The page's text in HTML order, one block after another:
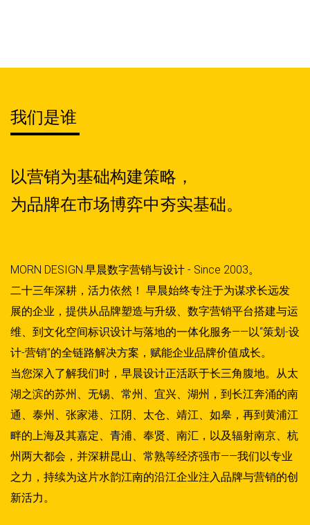
我们是谁
以营销为基础构建策略，
为品牌在市场博弈中夯实基础。
MORN DESIGN.早晨数字营销与设计 - Since 2003。
二十三年深耕，活力依然！ 早晨始终专注于为谋求长远发
展的企业，提供从品牌塑造与升级、数字营销平台搭建与运
维、到文化空间标识设计与落地的一体化服务——以“策划-设
计-营销”的全链路解决方案，赋能企业品牌价值成长。
当您深入了解我们时，早晨设计正活跃于长三角腹地。从太
湖之滨的苏州、无锡、常州、宜兴、湖州，到长江奔涌的南
通、泰州、张家港、江阴、太仓、靖江、如皋，再到黄浦江
畔的上海及其嘉定、青浦、奉贤、南汇，以及辐射南京、杭
州两大都会，并深耕昆山、常熟等经济强市——我们以专业
之力，持续为这片水韵江南的沿江企业注入品牌与营销的创
新活力。